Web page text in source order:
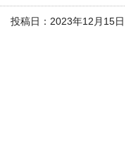
投稿日：2023年12月15日